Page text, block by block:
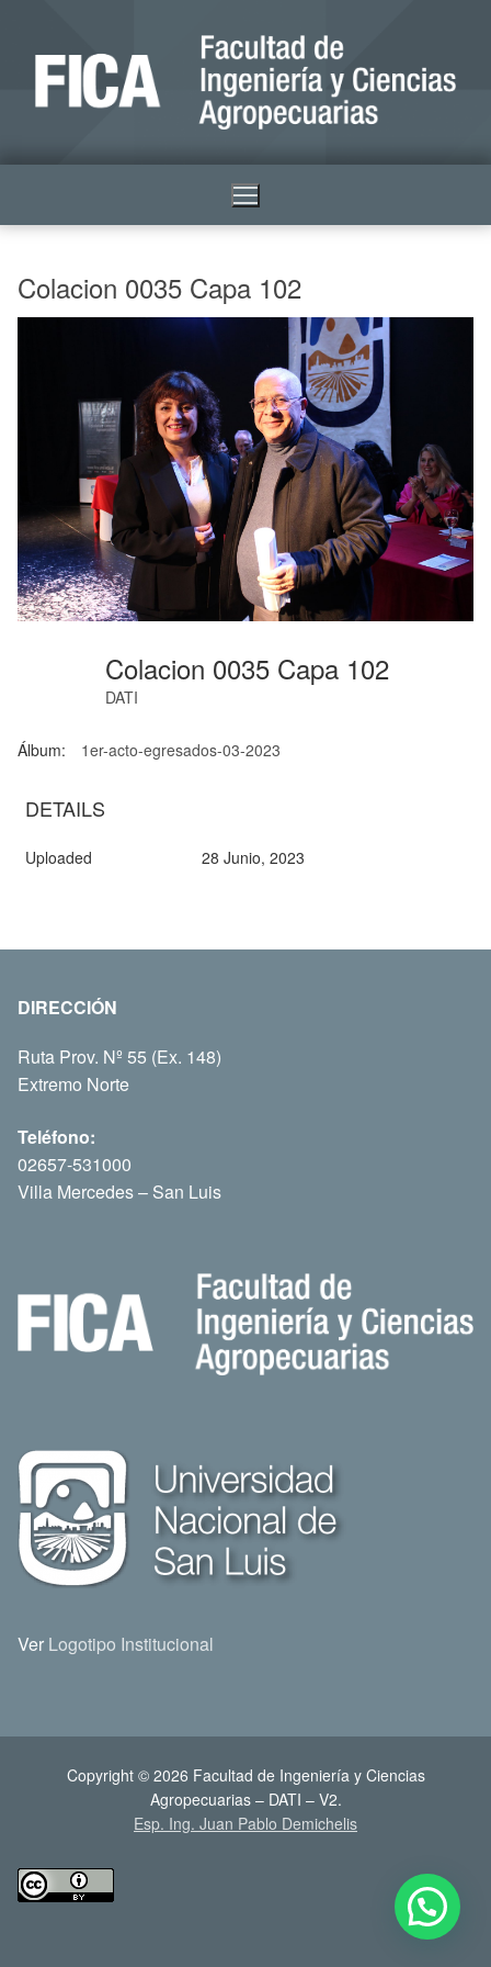
Colacion 0035 Capa 102
Colacion 0035 Capa 102
DATI
Álbum: 1er-acto-egresados-03-2023
DETAILS
Uploaded 28 Junio, 2023
DIRECCIÓN
Ruta Prov. Nº 55 (Ex. 148)
Extremo Norte
Teléfono:
02657-531000
Villa Mercedes – San Luis
Ver Logotipo Institucional
Copyright © 2026 Facultad de Ingeniería y Ciencias
Agropecuarias – DATI – V2.
Esp. Ing. Juan Pablo Demichelis